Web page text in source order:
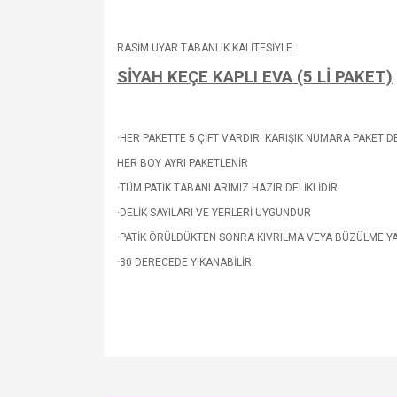
RASİM UYAR TABANLIK KALİTESİYLE
SİYAH KEÇE KAPLI EVA (5 Lİ PAKET)
·HER PAKETTE 5 ÇİFT VARDIR. KARIŞIK NUMARA PAKET
HER BOY AYRI PAKETLENİR
·TÜM PATİK TABANLARIMIZ HAZIR DELİKLİDİR.
·DELİK SAYILARI VE YERLERİ UYGUNDUR
·PATİK ÖRÜLDÜKTEN SONRA KIVRILMA VEYA BÜZÜLME
·30 DERECEDE YIKANABİLİR.